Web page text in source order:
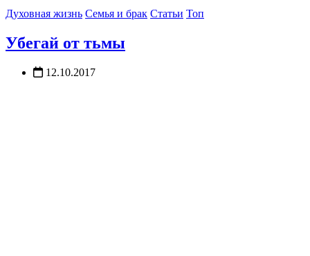
Духовная жизнь Семья и брак Статьи Топ
Убегай от тьмы
12.10.2017